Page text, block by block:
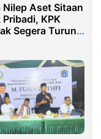
Nilep Aset Sitaan
KPK
Segera Turun